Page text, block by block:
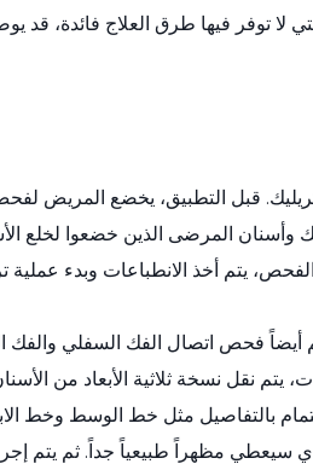
لا توفر فيها طرق العلاج فائدة، قد
قبل التطبيق، يخضع المريض
وأسنان المرضى الذين خضعوا لخلع
يتم أخذ الانطباعات وبدء عملية
أيضاً فحص اتصال الفك السفلي والفك
نقل نسخة ثلاثية الأبعاد من
بالتفاصيل مثل خط الوسط وخط
سيعطي مظهراً طبيعياً جداً. ثم يتم